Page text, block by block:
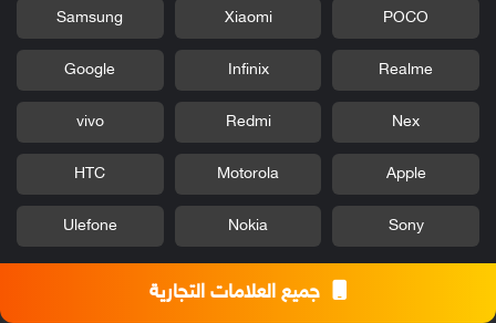
POCO
Xiaomi
Samsung
Realme
Infinix
Google
Nex
Redmi
vivo
Apple
Motorola
HTC
Sony
Nokia
Ulefone
جميع العلامات التجارية